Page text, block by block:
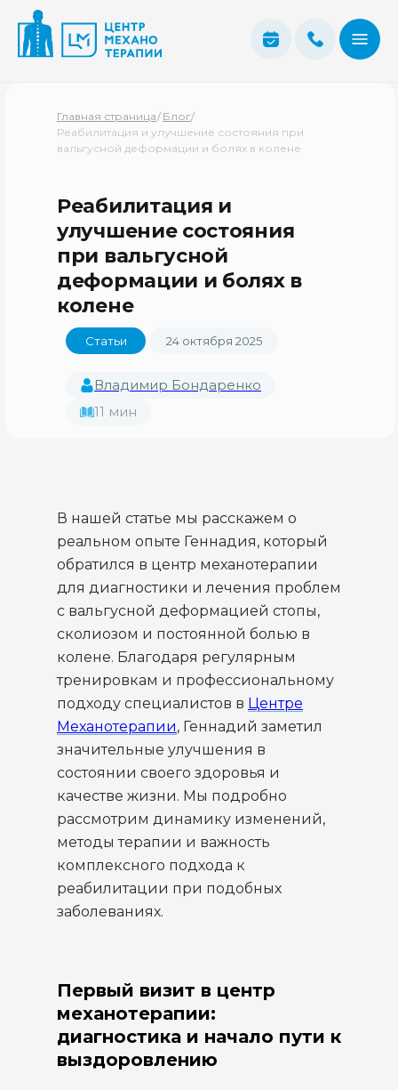
Владимир Бондаренко
11 мин
Главная страница/ Блог/
Реабилитация и улучшение состояния при
вальгусной деформации и болях в колене
Реабилитация и
улучшение состояния
при вальгусной
деформации и болях в
колене
24 октября 2025
Статьи
В нашей статье мы расскажем о
реальном опыте Геннадия, который
обратился в центр механотерапии
для диагностики и лечения проблем
с вальгусной деформацией стопы,
сколиозом и постоянной болью в
колене. Благодаря регулярным
тренировкам и профессиональному
подходу специалистов в Центре
Механотерапии, Геннадий заметил
значительные улучшения в
состоянии своего здоровья и
качестве жизни. Мы подробно
рассмотрим динамику изменений,
методы терапии и важность
комплексного подхода к
реабилитации при подобных
заболеваниях.
Первый визит в центр
механотерапии:
диагностика и начало пути к
выздоровлению